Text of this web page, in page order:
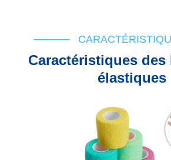
Caractéristiques des
élastiques